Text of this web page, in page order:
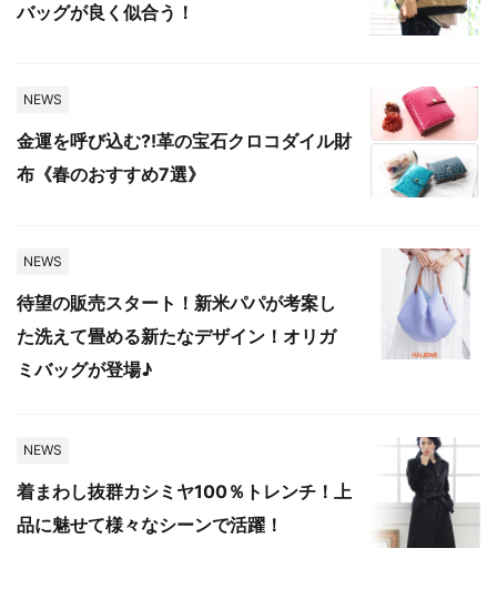
バッグが良く似合う！
NEWS
金運を呼び込む?!革の宝石クロコダイル財
布《春のおすすめ7選》
NEWS
待望の販売スタート！新米パパが考案し
た洗えて畳める新たなデザイン！オリガ
ミバッグが登場♪
NEWS
着まわし抜群カシミヤ100％トレンチ！上
品に魅せて様々なシーンで活躍！